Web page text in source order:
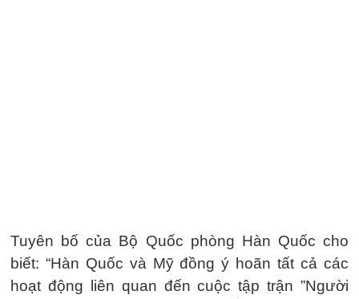
Tuyên bố của Bộ Quốc phòng Hàn Quốc cho
biết: “Hàn Quốc và Mỹ đồng ý hoãn tất cả các
hoạt động liên quan đến cuộc tập trận ”Người